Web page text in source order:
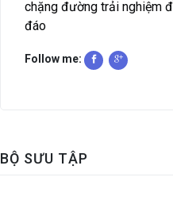
chặng đường trải nghiệm
đáo
Follow me:
BỘ SƯU TẬP